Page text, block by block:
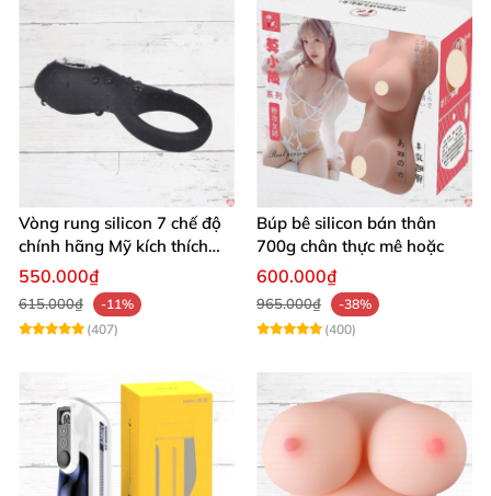
Vòng rung silicon 7 chế độ
chính hãng Mỹ kích thích
cực đỉnh
550.000₫
615.000₫
-11%
(407)
Búp bê silicon bán thân
700g chân thực mê hoặc
600.000₫
965.000₫
-38%
(400)